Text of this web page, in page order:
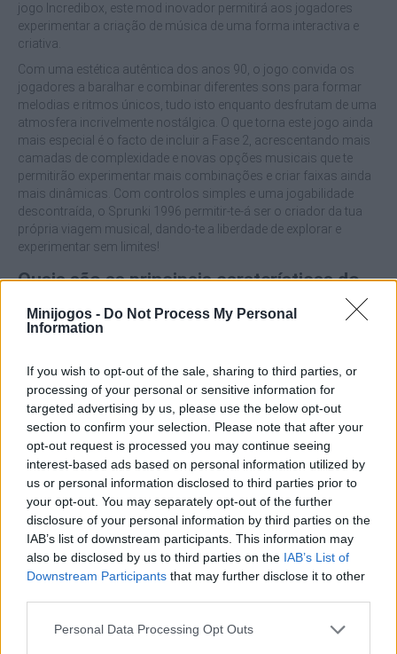
Minijogos - Do Not Process My Personal
Information
If you wish to opt-out of the sale, sharing to third parties, or
processing of your personal or sensitive information for
targeted advertising by us, please use the below opt-out
section to confirm your selection. Please note that after your
opt-out request is processed you may continue seeing
interest-based ads based on personal information utilized by
us or personal information disclosed to third parties prior to
your opt-out. You may separately opt-out of the further
disclosure of your personal information by third parties on the
IAB’s list of downstream participants. This information may
also be disclosed by us to third parties on the IAB’s List of
Downstream Participants that may further disclose it to other
Personal Data Processing Opt Outs
jogo Incredibox, este mod inovador permitirá aos jogadores
experimentar a criação de música de uma forma interactiva e
criativa.
Com uma estética autêntica dos anos 90, o jogo convida os
jogadores a baralhar e combinar diferentes sons para formar
melodias e ritmos únicos, tudo isto enquanto desfrutam de uma
atmosfera incrivelmente nostálgica. O que torna este jogo ainda
mais especial é o facto de incluir a Fase 2, acrescentando mais
camadas de complexidade e novas opções musicais que te
permitirão experimentar mais combinações e criar faixas ainda
mais dinâmicas. Com controlos simples e uma jogabilidade
descontraída, o Sprunki 1996 permitir-te-á ser o criador da tua
própria viagem musical, dando-te a liberdade de explorar e
experimentar sem limites!
Quais são as principais caraterísticas do
Sprunki 1996?
Inspirado no Incredibox, este mod oferece uma
jogabilidade semelhante, permitindo-te criar ritmos e
melodias.
Mergulha na atmosfera dos anos 90 com sons e gráficos
nostálgicos.
Acede a novas combinações e opções para enriquecer a
tua experiência musical.
Experimenta diferentes sons e cria as tuas próprias
composições musicais.
Quem criou o Sprunki 1996?
Este jogo foi desenvolvido por Draker.